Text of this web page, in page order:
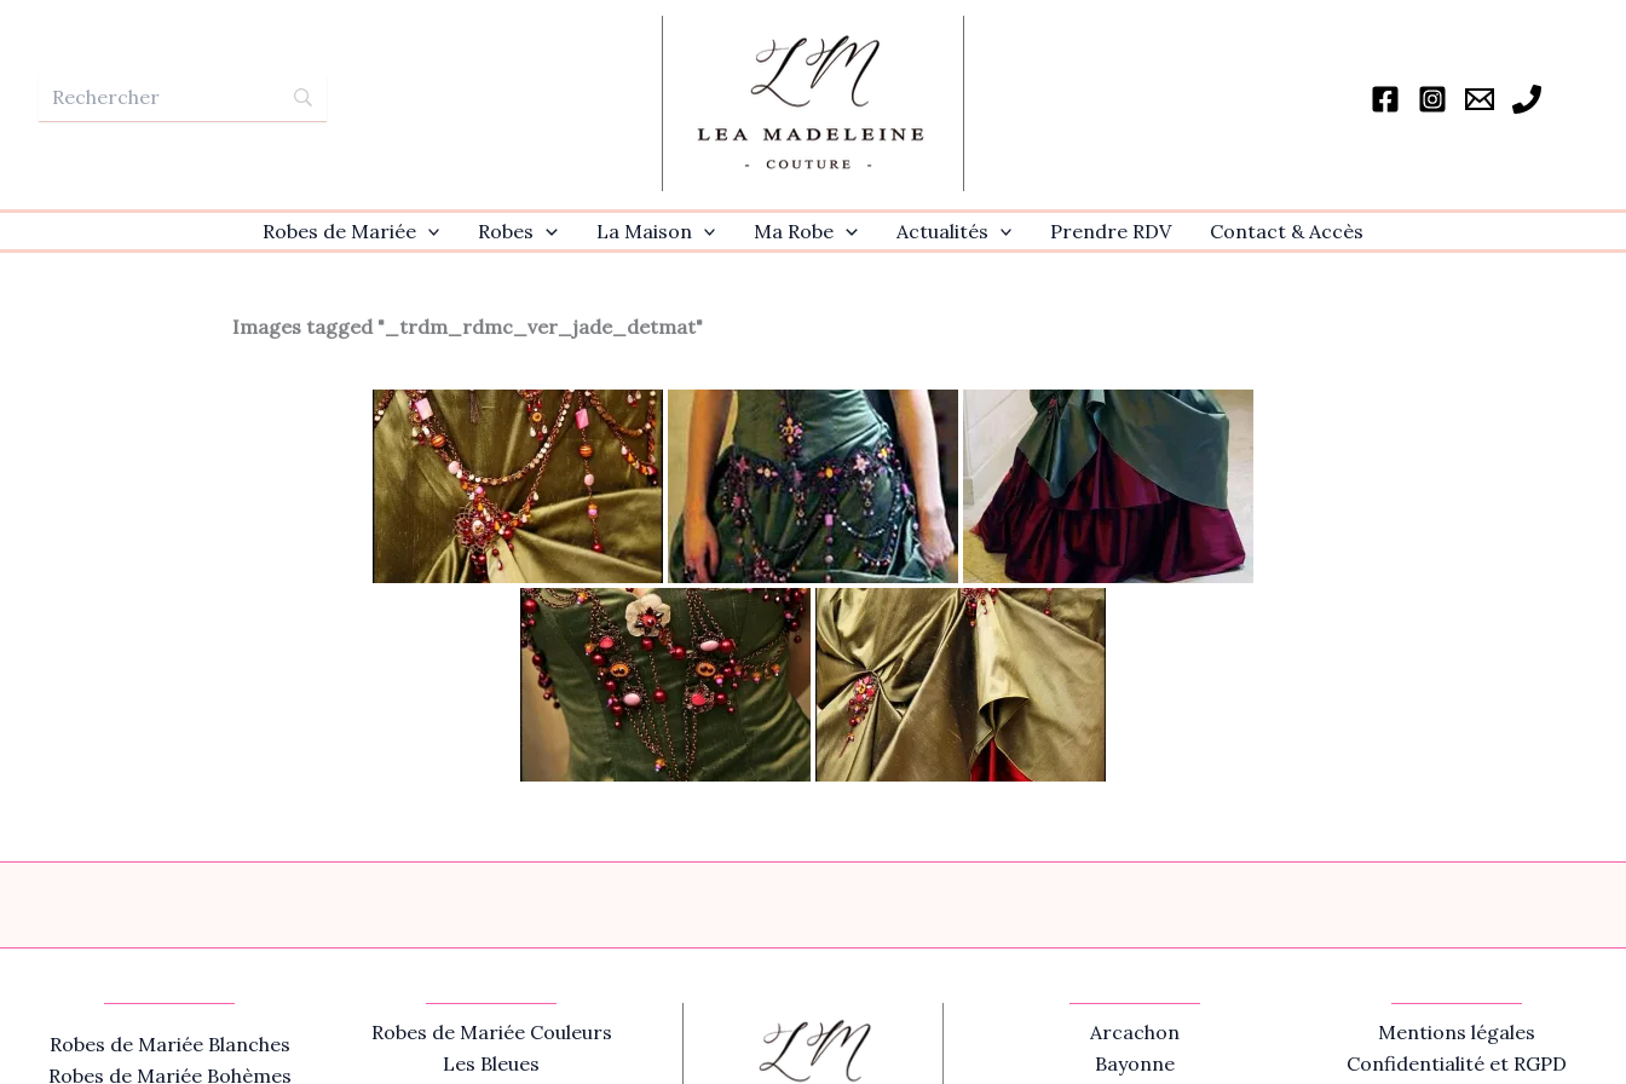
Robes de Mariée Robes La Maison Ma Robe Actualités Prendre RDV Contact & Accѐs
Images tagged "_trdm_rdmc_ver_jade_detmat"
Robes de Mariée Blanches
Robes de Mariée Bohèmes
Robes de Mariée Couleurs
Les Bleues
Arcachon
Bayonne
Mentions légales
Confidentialité et RGPD